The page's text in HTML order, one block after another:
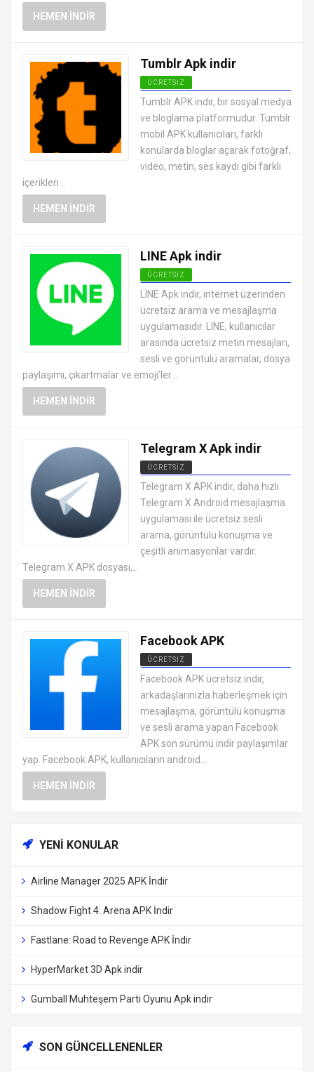
HEMEN İNDIR
Tumblr Apk indir
ÜCRETSIZ
SOSYAL MEDYA MESAJLAŞMA
UYGULAMALARI APK
Tumblr APK indir, bir sosyal medya
ve bloglama platformudur. Tumblr
mobil APK kullanıcıları, farklı
konularda bloglar açarak fotoğraf,
video, metin, ses kaydı gibi farklı
içerikleri...
HEMEN İNDIR
LINE Apk indir
ÜCRETSIZ
SOSYAL MEDYA MESAJLAŞMA
UYGULAMALARI APK
LINE Apk indir, internet üzerinden
ücretsiz arama ve mesajlaşma
uygulamasıdır. LINE, kullanıcılar
arasında ücretsiz metin mesajları,
sesli ve görüntülü aramalar, dosya
paylaşımı, çıkartmalar ve emoji’ler...
HEMEN İNDIR
Telegram X Apk indir
ÜCRETSIZ
SOSYAL MEDYA MESAJLAŞMA
UYGULAMALARI APK
Telegram X APK indir, daha hızlı
Telegram X Android mesajlaşma
uygulaması ile ücretsiz sesli
arama, görüntülü konuşma ve
çeşitli animasyonlar vardır.
Telegram X APK dosyası,...
HEMEN İNDIR
Facebook APK
ÜCRETSIZ
SOSYAL MEDYA MESAJLAŞMA
UYGULAMALARI APK
Facebook APK ücretsiz indir,
arkadaşlarınızla haberleşmek için
mesajlaşma, görüntülü konuşma
ve sesli arama yapan Facebook
APK son sürümü indir paylaşımlar
yap. Facebook APK, kullanıcıların android...
HEMEN İNDIR
YENI KONULAR
Airline Manager 2025 APK İndir
Shadow Fight 4: Arena APK İndir
Fastlane: Road to Revenge APK İndir
HyperMarket 3D Apk indir
Gumball Muhteşem Parti Oyunu Apk indir
SON GÜNCELLENENLER